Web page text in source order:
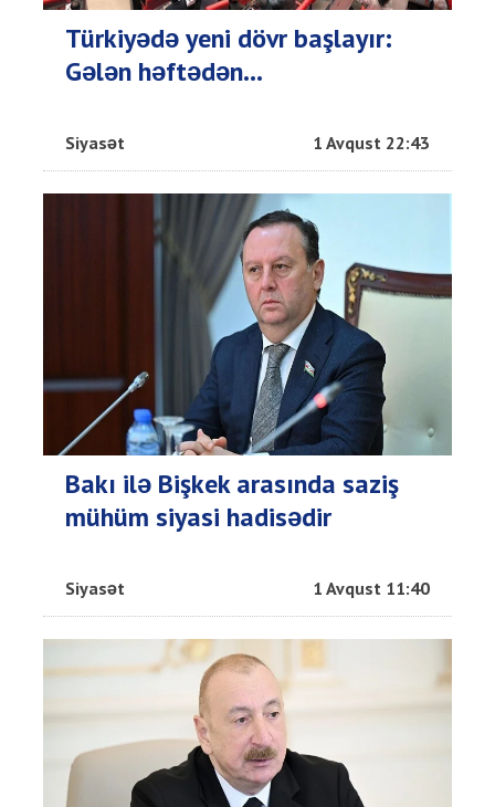
Türkiyədə yeni dövr başlayır:
Gələn həftədən...
Siyasət 1 Avqust 22:43
Bakı ilə Bişkek arasında saziş
mühüm siyasi hadisədir
Siyasət 1 Avqust 11:40